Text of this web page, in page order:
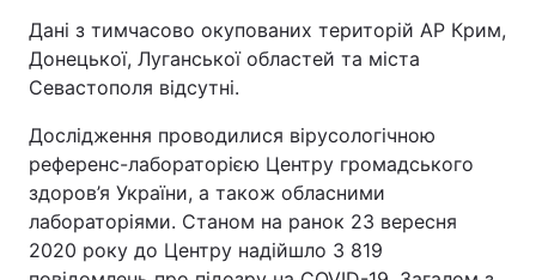
Дані з тимчасово окупованих територій АР Крим,
Донецької, Луганської областей та міста
Севастополя відсутні.
Дослідження проводилися вірусологічною
референс-лабораторією Центру громадського
здоров’я України, а також обласними
лабораторіями. Станом на ранок 23 вересня
2020 року до Центру надійшло 3 819